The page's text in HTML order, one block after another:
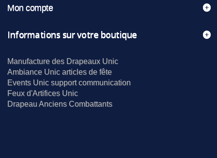
Mon compte
Informations sur votre boutique
Manufacture des Drapeaux Unic
Ambiance Unic articles de fête
Events Unic support communication
Feux d'Artifices Unic
Drapeau Anciens Combattants